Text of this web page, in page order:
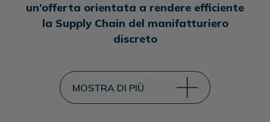
un’offerta orientata a rendere efficiente
la Supply Chain del manifatturiero
discreto
MOSTRA DI PIÙ